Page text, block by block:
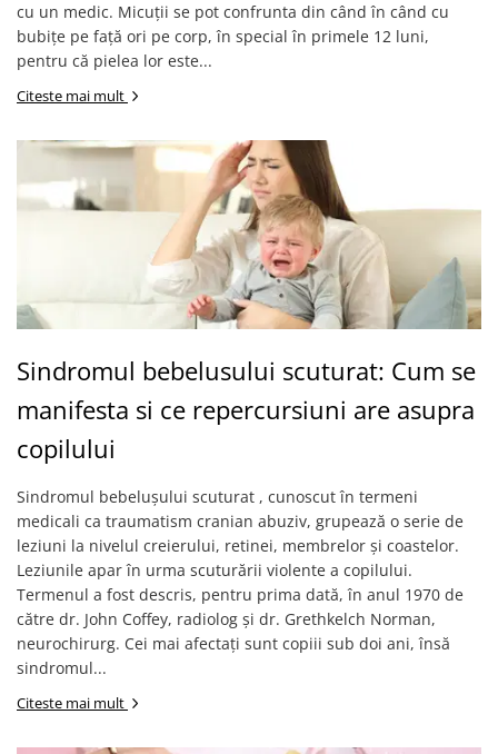
cu un medic. Micuții se pot confrunta din când în când cu
bubițe pe față ori pe corp, în special în primele 12 luni,
pentru că pielea lor este...
Citeste mai mult
Sindromul bebelusului scuturat: Cum se
manifesta si ce repercursiuni are asupra
copilului
Sindromul bebelușului scuturat , cunoscut în termeni
medicali ca traumatism cranian abuziv, grupează o serie de
leziuni la nivelul creierului, retinei, membrelor și coastelor.
Leziunile apar în urma scuturării violente a copilului.
Termenul a fost descris, pentru prima dată, în anul 1970 de
către dr. John Coffey, radiolog și dr. Grethkelch Norman,
neurochirurg. Cei mai afectați sunt copiii sub doi ani, însă
sindromul...
Citeste mai mult